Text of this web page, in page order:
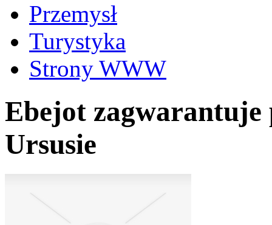
Przemysł
Turystyka
Strony WWW
Ebejot zagwarantuje
Ursusie